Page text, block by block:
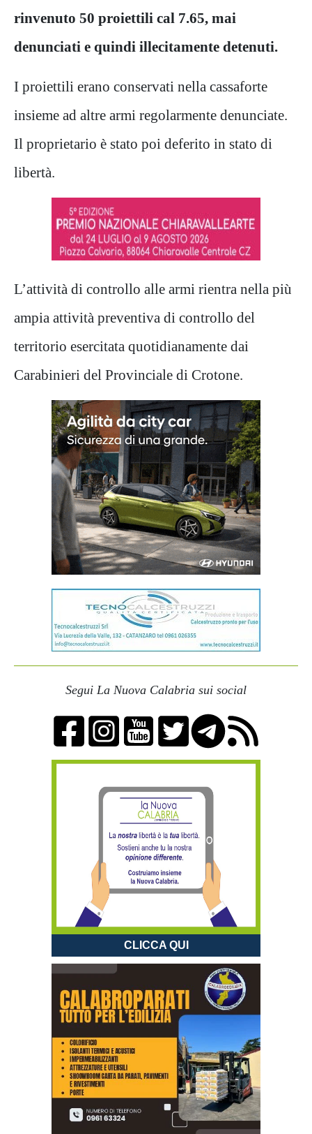
rinvenuto 50 proiettili cal 7.65, mai
denunciati e quindi illecitamente detenuti.
I proiettili erano conservati nella cassaforte
insieme ad altre armi regolarmente denunciate.
Il proprietario è stato poi deferito in stato di
libertà.
L’attività di controllo alle armi rientra nella più
ampia attività preventiva di controllo del
territorio esercitata quotidianamente dai
Carabinieri del Provinciale di Crotone.
Segui La Nuova Calabria sui social
CLICCA QUI